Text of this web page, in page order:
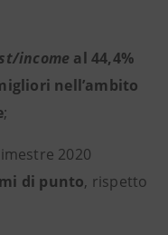
income al 44,4%
nell’ambito
;
2020
di punto, rispetto